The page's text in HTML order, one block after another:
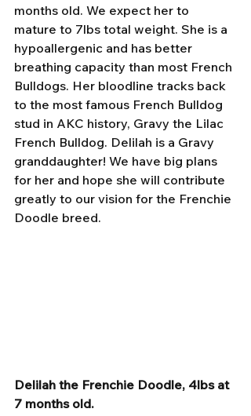
months old. We expect her to
mature to 7lbs total weight. She is a
hypoallergenic and has better
breathing capacity than most French
Bulldogs. Her bloodline tracks back
to the most famous French Bulldog
stud in AKC history, Gravy the Lilac
French Bulldog. Delilah is a Gravy
granddaughter! We have big plans
for her and hope she will contribute
greatly to our vision for the Frenchie
Doodle breed.
Delilah the Frenchie Doodle, 4lbs at
7 months old.